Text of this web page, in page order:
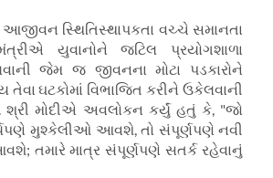
સ્થિતિસ્થાપકતા વચ્ચે સમાનતા
યુવાનોને જટિલ પ્રયોગશાળા
જેમ જ જીવનના મોટા પડકારોને
ઘટકોમાં વિભાજિત કરીને ઉકેલવાની
મોદીએ અવલોકન કર્યું હતું કે, "જો
મુશ્કેલીઓ આવશે, તો સંપૂર્ણપણે નવી
તમારે માત્ર સંપૂર્ણપણે સતર્ક રહેવાનું